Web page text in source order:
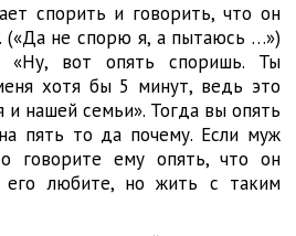
спорить и говорить, что он
(«Да не спорю я, а пытаюсь …»)
«Ну, вот опять споришь. Ты
хотя бы 5 минут, ведь это
нашей семьи». Тогда вы опять
пять то да почему. Если муж
говорите ему опять, что он
любите, но жить с таким